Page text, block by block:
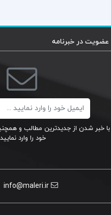
عضویت در خبرنامه
ایمیل
با خبر شدن از جدیدترین مطالب و
خود را وارد
info@maleri.ir